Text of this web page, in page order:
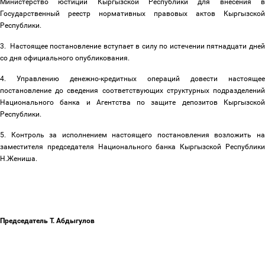
Министерство юстиции Кыргызской Республики для внесения в
Государственный реестр нормативных правовых актов Кыргызской
Республики.
3.
Настоящее постановление вступает в силу по истечении пятнадцати дней
со дня официального опубликования.
4. Управлению денежно-кредитных операций довести настоящее
постановление до сведения соответствующих структурных подразделений
Национального банка и Агентства по защите депозитов Кыргызской
Республики.
5. Контроль за исполнением настоящего постановления возложить на
заместителя председателя Национального банка Кыргызской Республики
Н.Жениша.
Председатель Т. Абдыгулов